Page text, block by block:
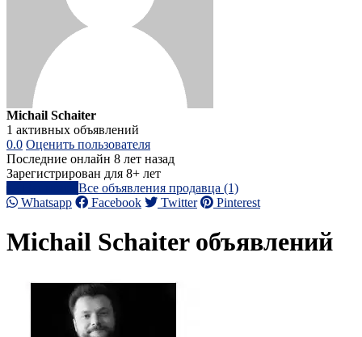
Michail Schaiter
1 активных объявлений
0.0 Оценить пользователя
Последние онлайн 8 лет назад
Зарегистрирован для 8+ лет
Все объявления продавца (1)
Whatsapp
Facebook Twitter Pinterest
Michail Schaiter объявлений